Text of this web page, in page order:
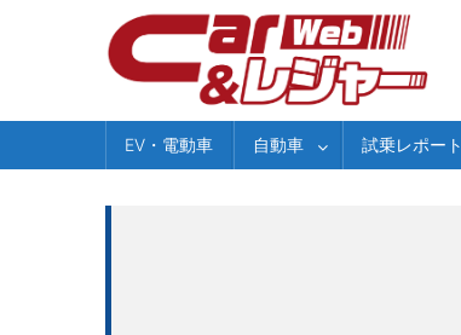
EV・電動車 自動車 試乗レポート